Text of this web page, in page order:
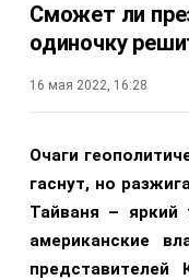
Сможет ли
одиночку
16 мая 2022, 16:28
Очаги
гаснут, но
Тайваня – яркий
американские